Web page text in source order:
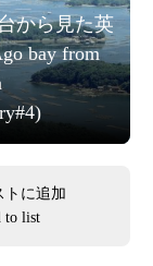
から見た英
bay from
トに追加
to list